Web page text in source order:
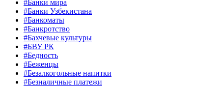
#Банки мира
#Банки Узбекистана
#Банкоматы
#Банкротство
#Бахчевые культуры
#БВУ РК
#Бедность
#Беженцы
#Безалкогольные напитки
#Безналичные платежи